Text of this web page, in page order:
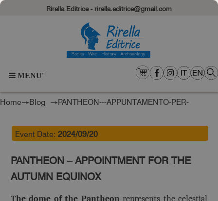
Rirella Editrice - rirella.editrice@gmail.com
MENU'
Home→Blog →PANTHEON---APPUNTAMENTO-PER-
Event Date: 2024/09/20
PANTHEON – APPOINTMENT FOR THE
AUTUMN EQUINOX
The dome of the Pantheonrepresents the celestial